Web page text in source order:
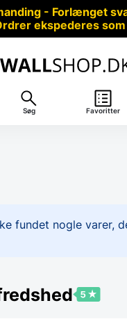
- Forlænget
ekspederes
Søg Favoritter
fundet nogle varer,